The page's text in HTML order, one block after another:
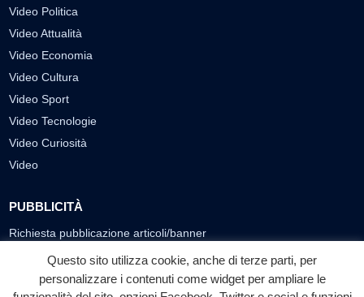
Video Politica
Video Attualità
Video Economia
Video Cultura
Video Sport
Video Tecnologie
Video Curiosità
Video
PUBBLICITÀ
Richiesta pubblicazione articoli/banner
SEGUICI SUI SOCIAL
Questo sito utilizza cookie, anche di terze parti, per
personalizzare i contenuti come widget per ampliare le